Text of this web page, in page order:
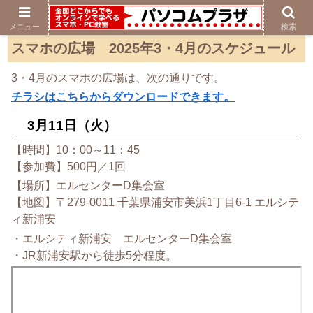
スマホの広場 2025年3・4月のスケジュール
3・4月のスマホの広場は、次の通りです。
チラシはこちらからダウンロードできます。
3月11日（火）
【時間】10：00～11：45
【参加費】500円／1回
【場所】エルセンターD集会室
【地図】〒279-0011 千葉県浦安市美浜1丁目6-1 エルシテ
ィ新浦安
・エルシティ新浦安 エルセンターD集会室
・JR新浦安駅から徒歩5分程度。
メニュー 検索